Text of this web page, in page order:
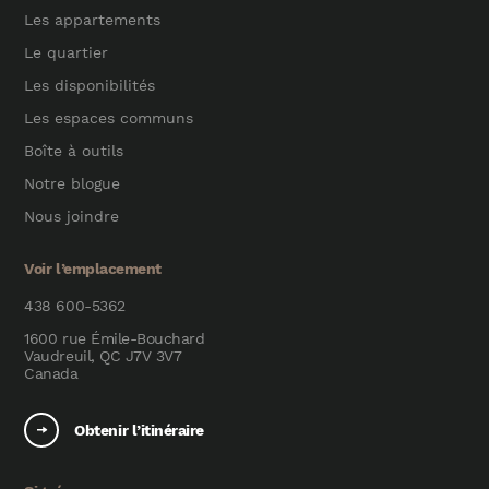
Les appartements
Le quartier
Les disponibilités
Les espaces communs
Boîte à outils
Notre blogue
Nous joindre
Voir l’emplacement
438 600-5362
1600 rue Émile-Bouchard
Vaudreuil, QC J7V 3V7
Canada
Obtenir l’itinéraire